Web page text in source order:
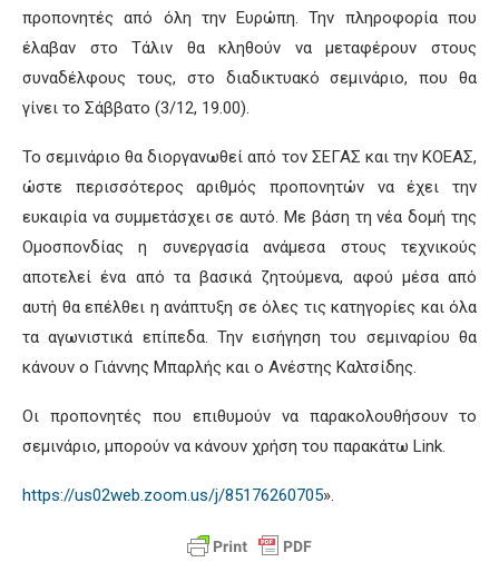
προπονητές από όλη την Ευρώπη. Την πληροφορία που
έλαβαν στο Τάλιν θα κληθούν να μεταφέρουν στους
συναδέλφους τους, στο διαδικτυακό σεμινάριο, που θα
γίνει το Σάββατο (3/12, 19.00).
Το σεμινάριο θα διοργανωθεί από τον ΣΕΓΑΣ και την ΚΟΕΑΣ,
ώστε περισσότερος αριθμός προπονητών να έχει την
ευκαιρία να συμμετάσχει σε αυτό. Με βάση τη νέα δομή της
Ομοσπονδίας η συνεργασία ανάμεσα στους τεχνικούς
αποτελεί ένα από τα βασικά ζητούμενα, αφού μέσα από
αυτή θα επέλθει η ανάπτυξη σε όλες τις κατηγορίες και όλα
τα αγωνιστικά επίπεδα. Την εισήγηση του σεμιναρίου θα
κάνουν ο Γιάννης Μπαρλής και ο Ανέστης Καλτσίδης.
Οι προπονητές που επιθυμούν να παρακολουθήσουν το
σεμινάριο, μπορούν να κάνουν χρήση του παρακάτω Link.
https://us02web.zoom.us/j/85176260705».